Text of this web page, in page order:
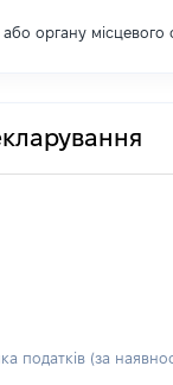
органу місцевого
податків (за